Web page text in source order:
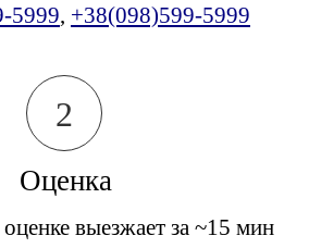
5999, +38(098)599-5999
2
Оценка
выезжает за ~15 мин